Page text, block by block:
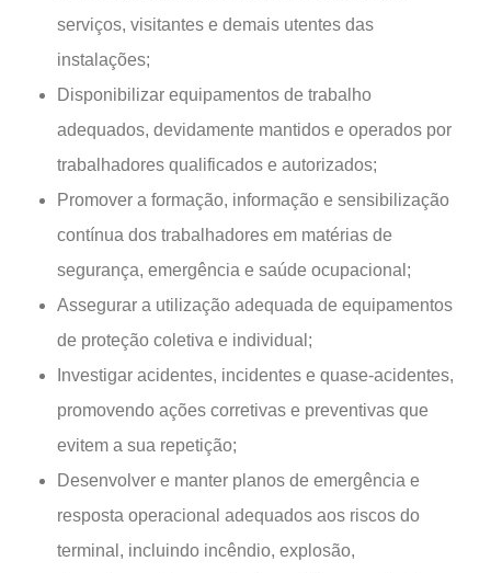
serviços, visitantes e demais utentes das
instalações;
Disponibilizar equipamentos de trabalho
adequados, devidamente mantidos e operados por
trabalhadores qualificados e autorizados;
Promover a formação, informação e sensibilização
contínua dos trabalhadores em matérias de
segurança, emergência e saúde ocupacional;
Assegurar a utilização adequada de equipamentos
de proteção coletiva e individual;
Investigar acidentes, incidentes e quase-acidentes,
promovendo ações corretivas e preventivas que
evitem a sua repetição;
Desenvolver e manter planos de emergência e
resposta operacional adequados aos riscos do
terminal, incluindo incêndio, explosão,